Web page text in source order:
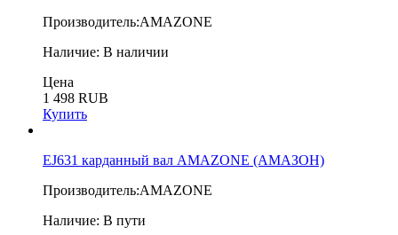
Производитель:AMAZONE
Наличие: В наличии
Цена
1 498 RUB
Купить
EJ631 карданный вал AMAZONE (АМАЗОН)
Производитель:AMAZONE
Наличие: В пути